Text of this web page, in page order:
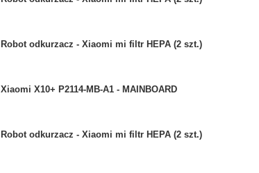
Robot odkurzacz - Xiaomi mi filtr HEPA (2 szt.)
Xiaomi X10+ P2114-MB-A1 - MAINBOARD
Robot odkurzacz - Xiaomi mi filtr HEPA (2 szt.)